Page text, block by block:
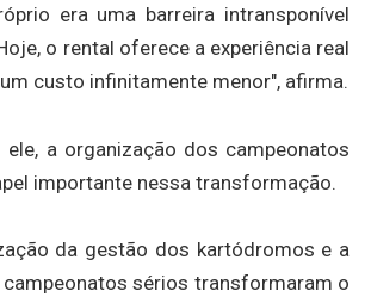
era uma barreira intransponível
o rental oferece a experiência real
custo infinitamente menor", afirma.
a organização dos campeonatos
importante nessa transformação.
da gestão dos kartódromos e a
sérios transformaram o